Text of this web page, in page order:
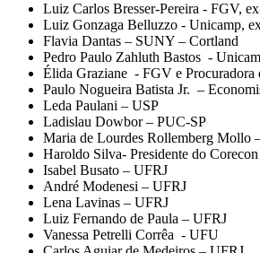
⁠Luiz Carlos Bresser-Pereira - FGV,
⁠Luiz Gonzaga Belluzzo - Unicamp,
⁠Flavia Dantas – SUNY – Cortland
⁠Pedro Paulo Zahluth Bastos -
⁠Élida Graziane - FGV e Procuradora
⁠Paulo Nogueira Batista Jr. –
⁠Leda Paulani – USP
⁠Ladislau Dowbor – PUC-SP
⁠Maria de Lourdes Rollemberg Mollo
⁠Haroldo Silva- Presidente do
⁠Isabel Busato – UFRJ
André Modenesi – UFRJ
⁠Lena Lavinas – UFRJ
⁠Luiz Fernando de Paula – UFRJ
⁠Vanessa Petrelli Corrêa - UFU